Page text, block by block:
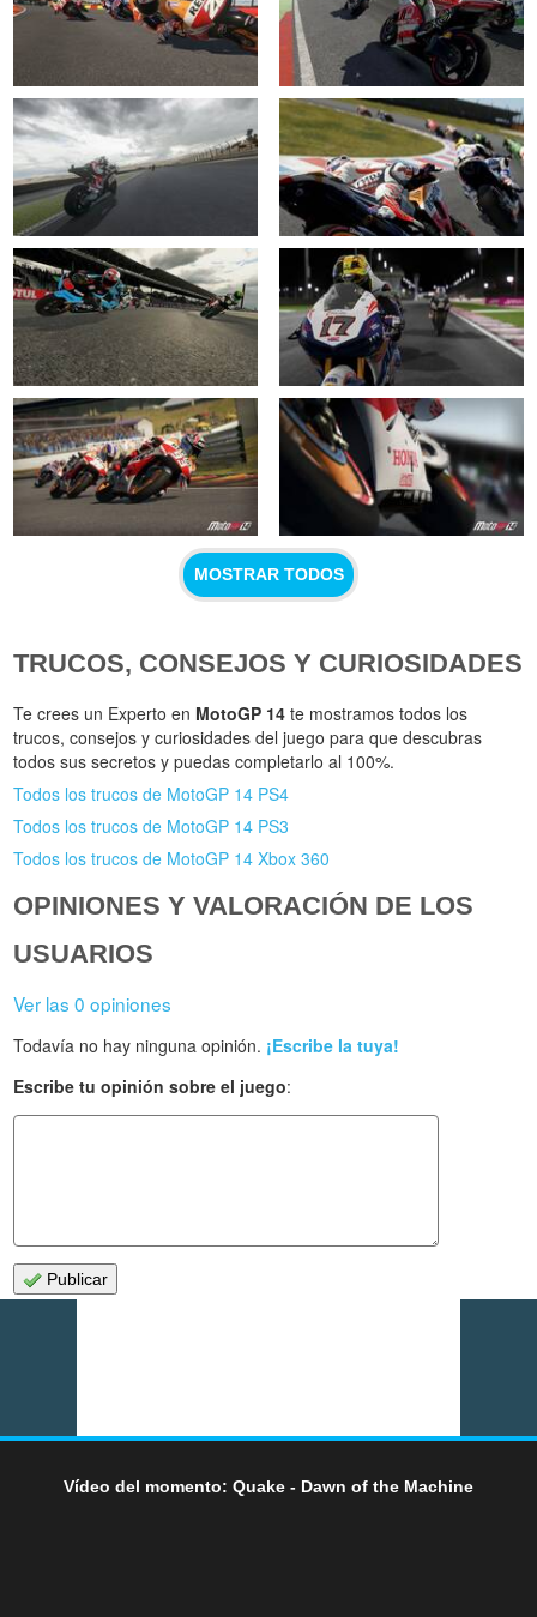
MOSTRAR TODOS
TRUCOS, CONSEJOS Y CURIOSIDADES
Te crees un Experto en MotoGP 14 te mostramos todos los
trucos, consejos y curiosidades del juego para que descubras
todos sus secretos y puedas completarlo al 100%.
Todos los trucos de MotoGP 14 PS4
Todos los trucos de MotoGP 14 PS3
Todos los trucos de MotoGP 14 Xbox 360
OPINIONES Y VALORACIÓN DE LOS
USUARIOS
Ver las 0 opiniones
Todavía no hay ninguna opinión. ¡Escribe la tuya!
Escribe tu opinión sobre el juego:
Publicar
Vídeo del momento: Quake - Dawn of the Machine